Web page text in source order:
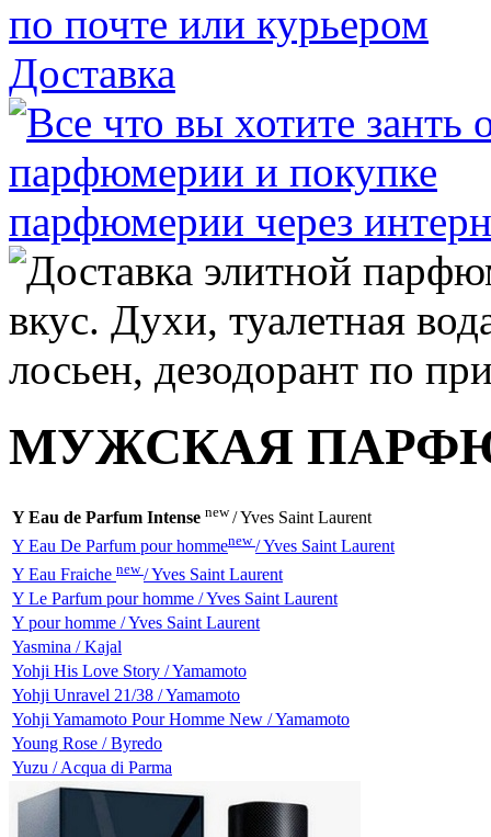
Доставка
МУЖСКАЯ
Y Eau de Parfum Intense new/ Yves Saint Laurent
Y Eau De Parfum pour hommenew/ Yves Saint Laurent
Y Eau Fraiche new/ Yves Saint Laurent
Y Le Parfum pour homme / Yves Saint Laurent
Y pour homme / Yves Saint Laurent
Yasmina / Kajal
Yohji His Love Story / Yamamoto
Yohji Unravel 21/38 / Yamamoto
Yohji Yamamoto Pour Homme New / Yamamoto
Young Rose / Byredo
Yuzu / Acqua di Parma